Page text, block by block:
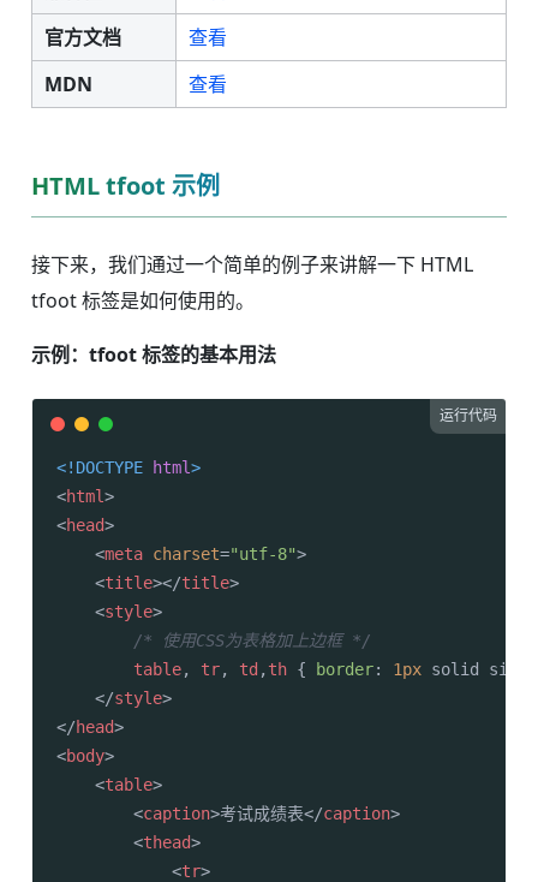
官方文档
查看
MDN
查看
HTML tfoot 示例
接下来，我们通过一个简单的例子来讲解一下 HTML
tfoot 标签是如何使用的。
示例：tfoot 标签的基本用法
运行代码
<!DOCTYPE html>
<html>
<head>
<meta charset="utf-8">
<title></title>
<style>
/* 使用CSS为表格加上边框 */
table, tr, td , th { border: 1px solid
</style>
</head>
<body>
<table>
<caption>考试成绩表</caption>
<thead>
<tr>